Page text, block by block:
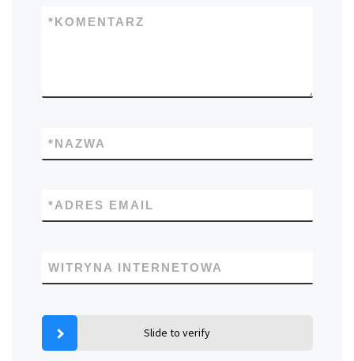
KOMENTARZ
*
NAZWA
*
ADRES EMAIL
*
WITRYNA INTERNETOWA
Slide to verify